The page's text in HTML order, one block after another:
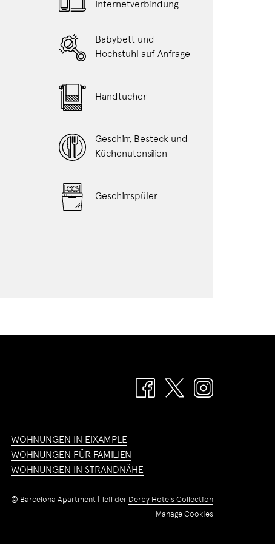
Internetverbindung
Babybett und
Hochstuhl auf Anfrage
Handtücher
Geschirr, Besteck und
Küchenutensilien
Geschirrspüler
WOHNUNGEN IN EIXAMPLE
WOHNUNGEN FÜR FAMILIEN
WOHNUNGEN IN STRANDNÄHE
© Barcelona Apartment | Teil der Derby Hotels Collection
Manage Cookies